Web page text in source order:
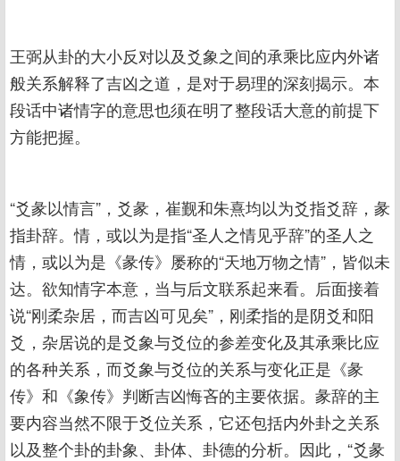
王弼从卦的大小反对以及爻象之间的承乘比应内外诸
般关系解释了吉凶之道，是对于易理的深刻揭示。本
段话中诸情字的意思也须在明了整段话大意的前提下
方能把握。
“爻彖以情言”，爻彖，崔觐和朱熹均以为爻指爻辞，彖
指卦辞。情，或以为是指“圣人之情见乎辞”的圣人之
情，或以为是《彖传》屡称的“天地万物之情”，皆似未
达。欲知情字本意，当与后文联系起来看。后面接着
说“刚柔杂居，而吉凶可见矣”，刚柔指的是阴爻和阳
爻，杂居说的是爻象与爻位的参差变化及其承乘比应
的各种关系，而爻象与爻位的关系与变化正是《彖
传》和《象传》判断吉凶悔吝的主要依据。彖辞的主
要内容当然不限于爻位关系，它还包括内外卦之关系
以及整个卦的卦象、卦体、卦德的分析。因此，“爻彖